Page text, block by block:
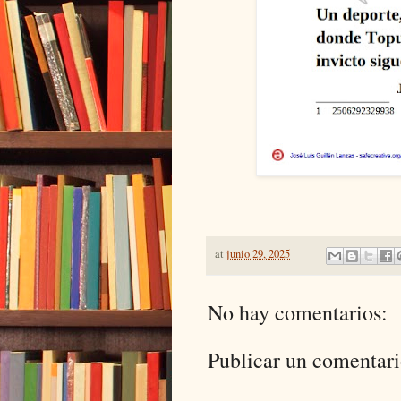
at junio 29, 2025
No hay comentarios:
Publicar un